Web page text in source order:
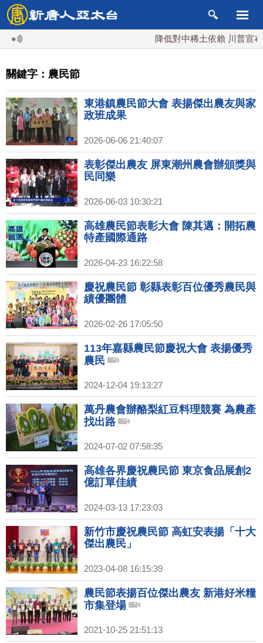
降低對中稀土依賴 川普宣布
關鍵字：農民節
東港鎮農民節大會 表揚傑出農友與家
政班成果
2026-06-06 21:40:07
表彰傑出農友 屏東潮州農會辦頒獎與
民同樂
2026-06-03 10:30:21
高雄農民節表彰大會 陳其邁：開拓農
特產國際通路
2026-04-23 16:22:58
慶祝農民節 彰縣表彰百位優秀農民與
績優團體
2026-02-26 17:05:50
113年嘉縣農民節慶祝大會 表揚優秀
農民
2024-12-04 19:13:27
萬丹農會辦酪梨紅豆料理競賽 為農產
找出路
2024-07-02 07:58:35
高雄各界慶祝農民節 東京食品展創2
億訂單佳績
2024-03-13 17:23:03
新竹市慶祝農民節 高虹安表揚「十大
傑出農民」
2023-04-08 16:15:39
農民節表揚百位傑出農友 新港好米糧
市集登場
2021-10-25 21:51:13